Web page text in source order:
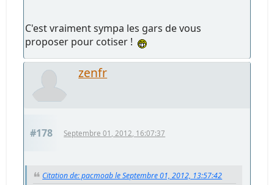
C'est vraiment sympa les gars de vous
proposer pour cotiser !
zenfr
#178 Septembre 01, 2012, 16:07:37
Citation de: pacmoab le Septembre 01, 2012, 13:57:42